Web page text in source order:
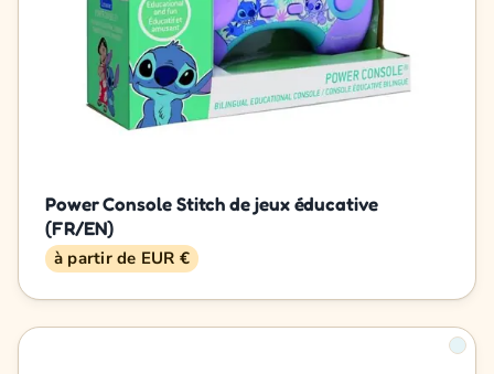
Power Console Stitch de jeux éducative
(FR/EN)
à partir de EUR €